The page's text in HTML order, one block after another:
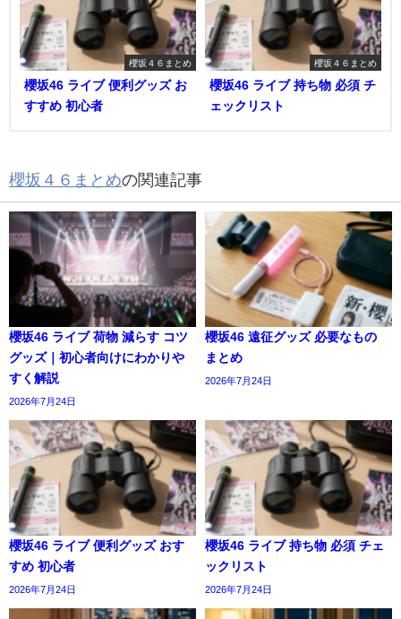
櫻坂４６まとめ
櫻坂46 ライブ 便利グッズ お
すすめ 初心者
櫻坂４６まとめ
櫻坂46 ライブ 持ち物 必須 チ
ェックリスト
櫻坂４６まとめの関連記事
櫻坂46 ライブ 荷物 減らす コツ
グッズ｜初心者向けにわかりや
すく解説
2026年7月24日
櫻坂46 遠征グッズ 必要なもの
まとめ
2026年7月24日
櫻坂46 ライブ 便利グッズ おす
すめ 初心者
2026年7月24日
櫻坂46 ライブ 持ち物 必須 チェ
ックリスト
2026年7月24日